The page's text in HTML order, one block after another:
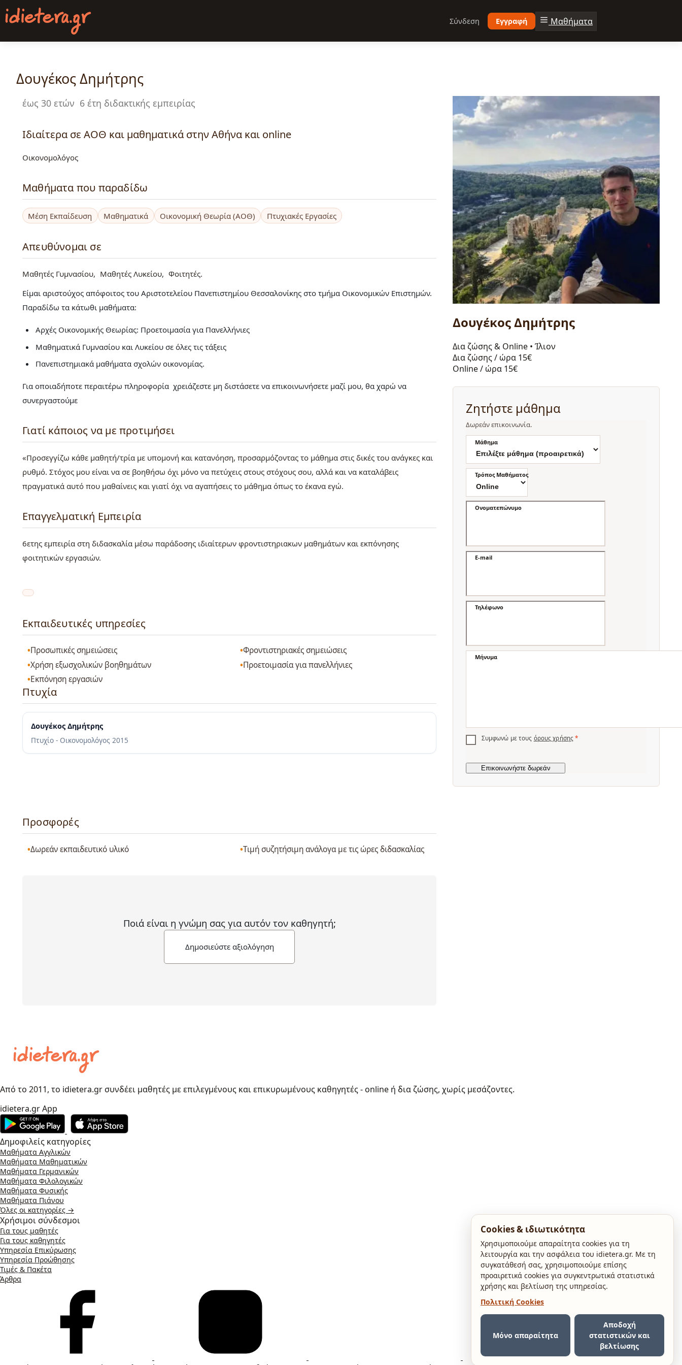
Παράκαμψη
προς
κυρίως
Σύνδεση Εγγραφή Μαθήματα
Δουγέκος Δημήτρης
έως 30 ετών 6 έτη διδακτικής εμπειρίας
Ιδιαίτερα σε ΑΟΘ και μαθηματικά στην Αθήνα και online
Οικονομολόγος
Μαθήματα που παραδίδω
Μέση Εκπαίδευση Μαθηματικά Οικονομική Θεωρία (ΑΟΘ) Πτυχιακές Εργασίες
Απευθύνομαι σε
Μαθητές Γυμνασίου Μαθητές Λυκείου
Φοιτητές
Είμαι αριστούχος απόφοιτος του Αριστοτελείου Πανεπιστημίου Θεσσαλονίκης στο τμήμα Οικονομικών Επιστημών.
Παραδίδω τα κάτωθι μαθήματα:
Αρχές Οικονομικής Θεωρίας: Προετοιμασία για Πανελλήνιες
Μαθηματικά Γυμνασίου και Λυκείου σε όλες τις τάξεις
Πανεπιστημιακά μαθήματα σχολών οικονομίας.
Για οποιαδήποτε περαιτέρω πληροφορία χρειάζεστε μη διστάσετε να επικοινωνήσετε μαζί μου, θα χαρώ να
συνεργαστούμε
Γιατί κάποιος να με προτιμήσει
«Προσεγγίζω κάθε μαθητή/τρία με υπομονή και κατανόηση, προσαρμόζοντας το μάθημα στις δικές του ανάγκες και
ρυθμό. Στόχος μου είναι να σε βοηθήσω όχι μόνο να πετύχεις στους στόχους σου, αλλά και να καταλάβεις
πραγματικά αυτό που μαθαίνεις και γιατί όχι να αγαπήσεις το μάθημα όπως το έκανα εγώ.
Επαγγελματική Εμπειρία
6ετης εμπειρία στη διδασκαλία μέσω παράδοσης ιδιαίτερων φροντιστηριακων μαθημάτων και εκπόνησης
φοιτητικών εργασιών.
Εκπαιδευτικές υπηρεσίες
Προσωπικές σημειώσεις
Φροντιστηριακές σημειώσεις
Χρήση εξωσχολικών βοηθημάτων
Προετοιμασία για πανελλήνιες
Εκπόνηση εργασιών
Πτυχία
Δουγέκος Δημήτρης
Πτυχίο - Οικονομολόγος 2015
Προσφορές
Δωρεάν εκπαιδευτικό υλικό Τιμή συζητήσιμη ανάλογα με τις ώρες διδασκαλίας
Ποιά είναι η γνώμη σας για αυτόν τον καθηγητή;
Δημοσιεύστε αξιολόγηση
Δουγέκος Δημήτρης
Δια ζώσης & Online • Ίλιον
Δια ζώσης / ώρα 15€
Online / ώρα 15€
Ζητήστε μάθημα
Δωρεάν επικοινωνία.
Μάθημα
Τρόπος Μαθήματος
Ονοματεπώνυμο
E-mail
Τηλέφωνο
Μήνυμα
Συμφωνώ με τους όρους χρήσης *
Από το 2011, το idietera.gr συνδέει μαθητές με επιλεγμένους και επικυρωμένους καθηγητές - online ή δια ζώσης, χωρίς μεσάζοντες.
idietera.gr App
Δημοφιλείς κατηγορίες
Μαθήματα Αγγλικών
Μαθήματα Μαθηματικών
Μαθήματα Γερμανικών
Μαθήματα Φιλολογικών
Μαθήματα Φυσικής
Μαθήματα Πιάνου
Όλες οι κατηγορίες →
Χρήσιμοι σύνδεσμοι
Για τους μαθητές
Για τους καθηγητές
Υπηρεσία Επικύρωσης
Υπηρεσία Προώθησης
Τιμές & Πακέτα
Άρθρα
Cookies & ιδιωτικότητα
Χρησιμοποιούμε απαραίτητα cookies για τη
λειτουργία και την ασφάλεια του idietera.gr. Με τη
συγκατάθεσή σας, χρησιμοποιούμε επίσης
προαιρετικά cookies για συγκεντρωτικά στατιστικά
χρήσης και βελτίωση της υπηρεσίας.
Πολιτική Cookies
Μόνο απαραίτητα
Αποδοχή
στατιστικών και
βελτίωσης